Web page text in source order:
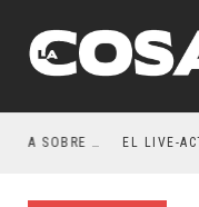
RESEÑA LA INVITACIÓN: OLIVIA WILDE REFLEXIONA SOBRE LA VIDA CONYUGAL EL LIVE-